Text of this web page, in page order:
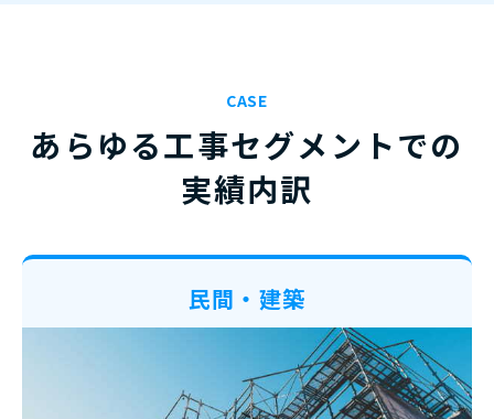
CASE
あらゆる工事セグメントでの
実績内訳
民間・建築